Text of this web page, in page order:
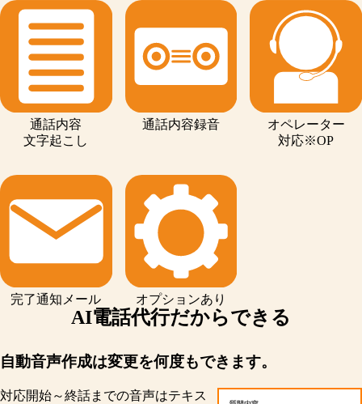
通話内容
文字起こし
通話内容録音
オペレーター
対応※OP
完了通知 メール オプションあり
AI電話代行だからできる
自動音声作成は変更を何度もできます。
対応開始～終話までの音声はテキス